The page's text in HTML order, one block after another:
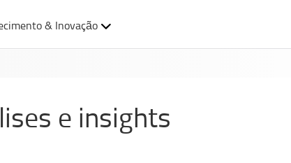
& Inovação
e insights